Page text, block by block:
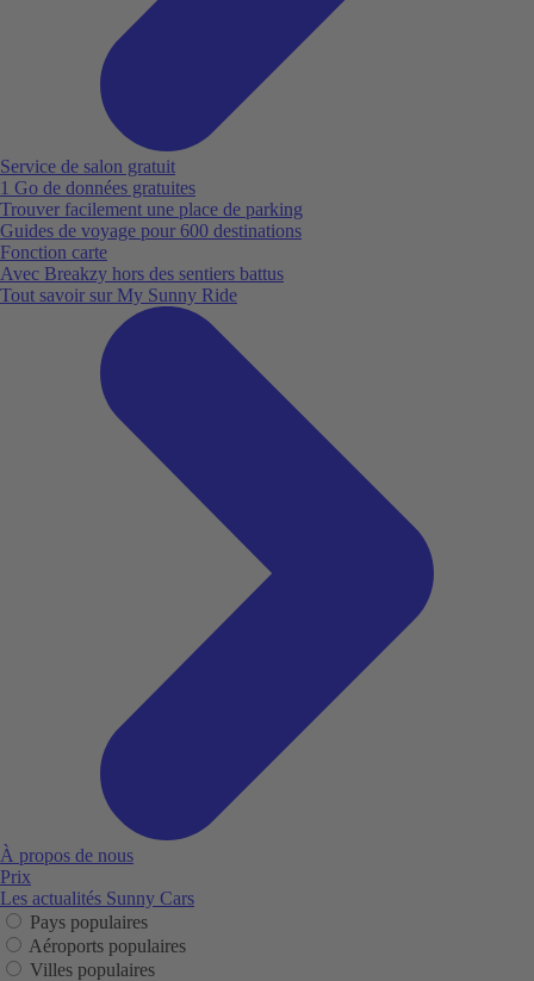
Service de salon gratuit
1 Go de données gratuites
Trouver facilement une place de parking
Guides de voyage pour 600 destinations
Fonction carte
Avec Breakzy hors des sentiers battus
Tout savoir sur My Sunny Ride
À propos de nous
Prix
Les actualités Sunny Cars
Pays populaires
Aéroports populaires
Villes populaires